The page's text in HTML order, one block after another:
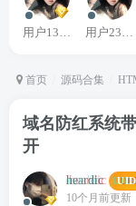
用户13363664 用户23045838
首页 源码合集
域名防红系统
开
heardic
10个月前更新